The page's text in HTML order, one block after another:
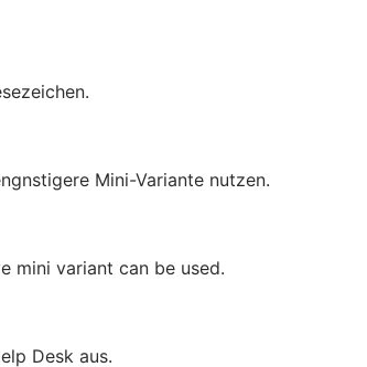
Mini-Variante nutzen.
mini variant can be used.
Desk aus.